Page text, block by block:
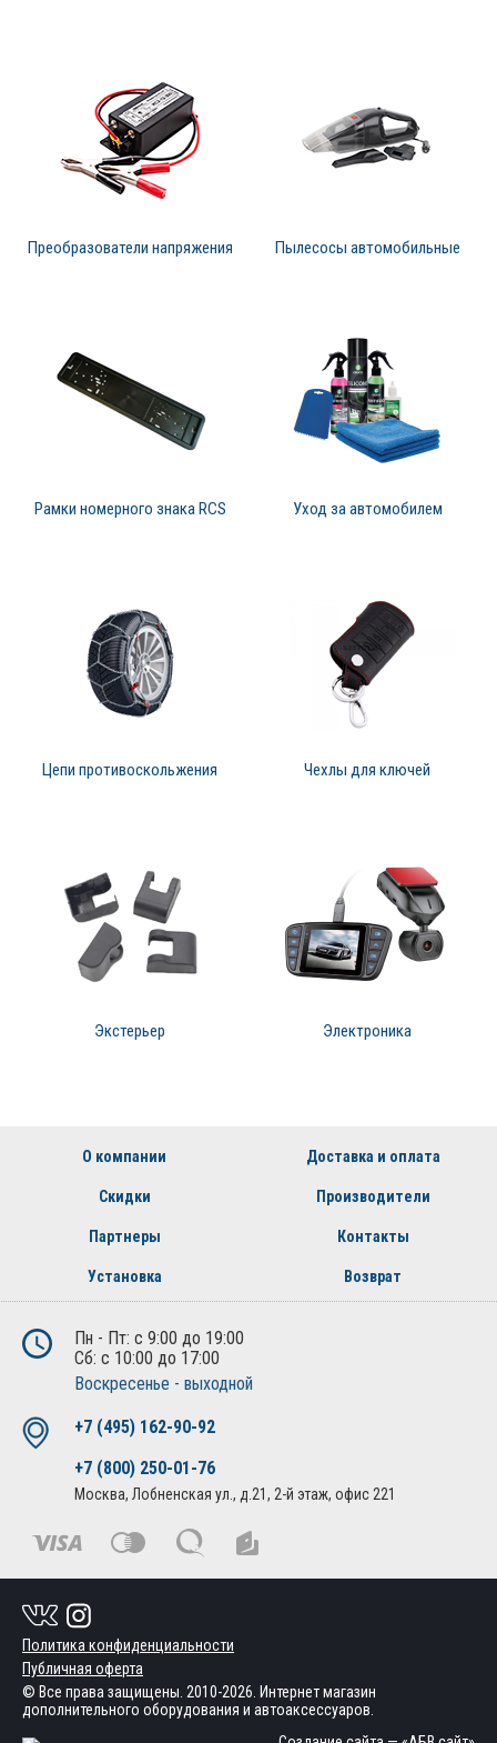
Преобразователи напряжения Пылесосы автомобильные
Рамки номерного знака RCS Уход за автомобилем
Цепи противоскольжения Чехлы для ключей
Экстерьер Электроника
О компании Доставка и оплата
Скидки Производители
Партнеры Контакты
Установка Возврат
Пн - Пт: с 9:00 до 19:00
Сб: с 10:00 до 17:00
Воскресенье - выходной
+7 (495) 162-90-92
+7 (800) 250-01-76
Москва, Лобненская ул., д.21, 2-й этаж, офис 221
Политика конфиденциальности
Публичная оферта
© Все права защищены. 2010-2026. Интернет магазин
дополнительного оборудования и автоаксессуаров.